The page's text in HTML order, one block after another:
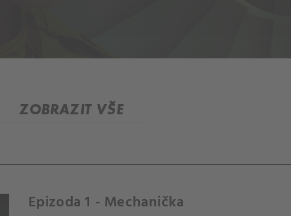
ZOBRAZIT VŠE
Epizoda 1 - Mechanička